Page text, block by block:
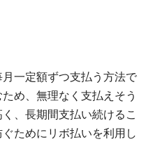
一定額ずつ支払う方法で
め、無理なく支払えそう
、長期間支払い続けるこ
ためにリボ払いを利用し